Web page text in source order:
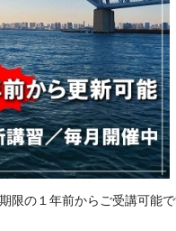
限の１年前からご受講可能